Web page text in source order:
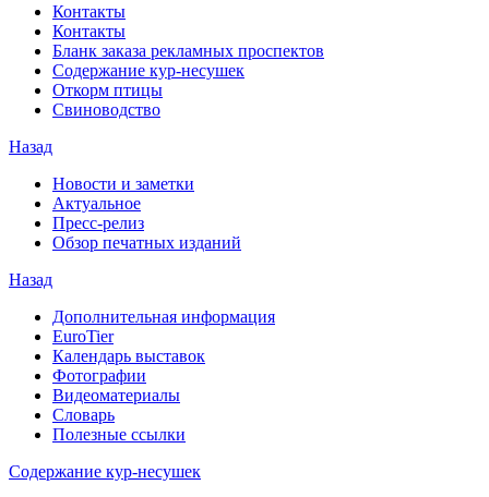
Контакты
Контакты
Бланк заказа рекламных проспектов
Содержание кур-несушек
Откорм птицы
Свиноводство
Назад
Новости и заметки
Актуальное
Пресс-релиз
Обзор печатных изданий
Назад
Дополнительная информация
EuroTier
Календарь выставок
Фотографии
Видеоматериалы
Словарь
Полезные ссылки
Содержание кур-несушек